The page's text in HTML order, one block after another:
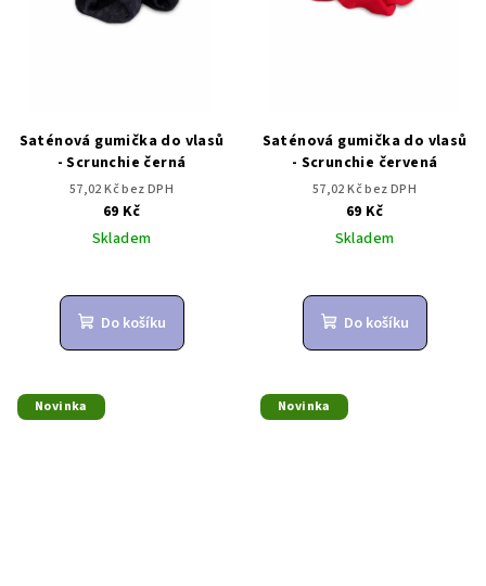
Saténová gumička do vlasů
- Scrunchie černá
57,02 Kč bez DPH
69 Kč
Skladem
Do košíku
Saténová gumička do vlasů
- Scrunchie červená
57,02 Kč bez DPH
69 Kč
Skladem
Do košíku
Novinka Novinka